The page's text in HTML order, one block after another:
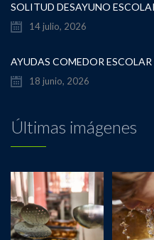
SOLITUD DESAYUNO
14 julio, 2026
AYUDAS COMEDOR
18 junio, 2026
Últimas imágenes